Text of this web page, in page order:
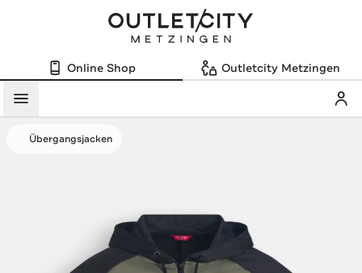
Online Shop Outletcity Metzingen
Menü
Übergangsjacken